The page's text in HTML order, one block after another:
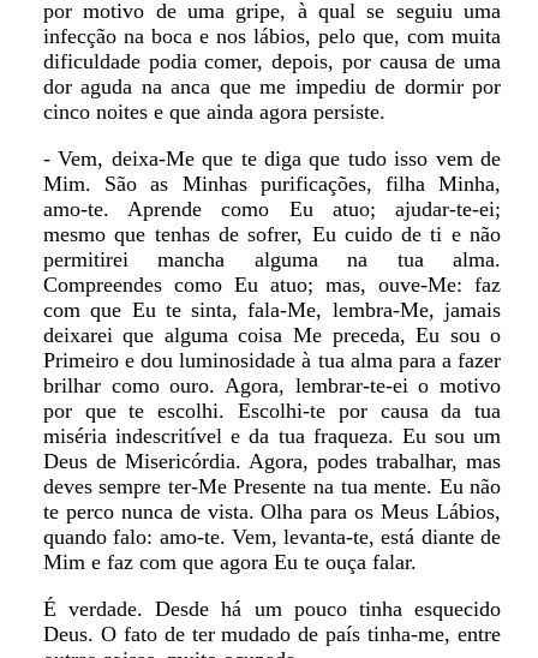
por motivo de uma gripe, à qual se seguiu uma
infecção na boca e nos lábios, pelo que, com muita
dificuldade podia comer, depois, por causa de uma
dor aguda na anca que me impediu de dormir por
cinco noites e que ainda agora persiste.
- Vem, deixa-Me que te diga que tudo isso vem de
Mim. São as Minhas purificações, filha Minha,
amo-te. Aprende como Eu atuo; ajudar-te-ei;
mesmo que tenhas de sofrer, Eu cuido de ti e não
permitirei mancha alguma na tua alma.
Compreendes como Eu atuo; mas, ouve-Me: faz
com que Eu te sinta, fala-Me, lembra-Me, jamais
deixarei que alguma coisa Me preceda, Eu sou o
Primeiro e dou luminosidade à tua alma para a fazer
brilhar como ouro. Agora, lembrar-te-ei o motivo
por que te escolhi. Escolhi-te por causa da tua
miséria indescritível e da tua fraqueza. Eu sou um
Deus de Misericórdia. Agora, podes trabalhar, mas
deves sempre ter-Me Presente na tua mente. Eu não
te perco nunca de vista. Olha para os Meus Lábios,
quando falo: amo-te. Vem, levanta-te, está diante de
Mim e faz com que agora Eu te ouça falar.
É verdade. Desde há um pouco tinha esquecido
Deus. O fato de ter mudado de país tinha-me, entre